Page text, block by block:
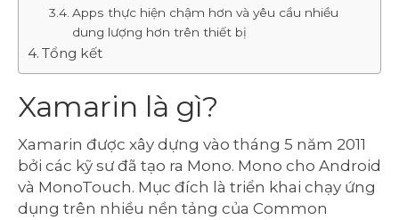
Apps thực hiện chậm hơn và yêu cầu nhiều
dung lượng hơn trên thiết bị
Tổng kết
Xamarin là gì?
Xamarin được xây dựng vào tháng 5 năm 2011
bởi các kỹ sư đã tạo ra Mono. Mono cho Android
và MonoTouch. Mục đích là triển khai chạy ứng
dụng trên nhiều nền tảng của Common